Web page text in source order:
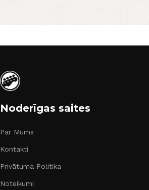
Noderīgas saites
Par Mums
Kontakti
Privātuma Politika
Noteikumi